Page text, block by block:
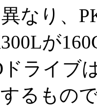
なり、
が
ライブ
るもの